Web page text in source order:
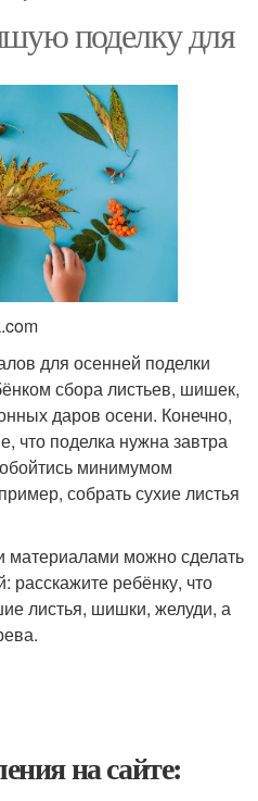
поделку для
для осенней поделки
сбора листьев, шишек,
даров осени. Конечно,
что поделка нужна завтра
минимумом
собрать сухие листья
материалами можно сделать
расскажите ребёнку, что
листья, шишки, желуди, а
на сайте: